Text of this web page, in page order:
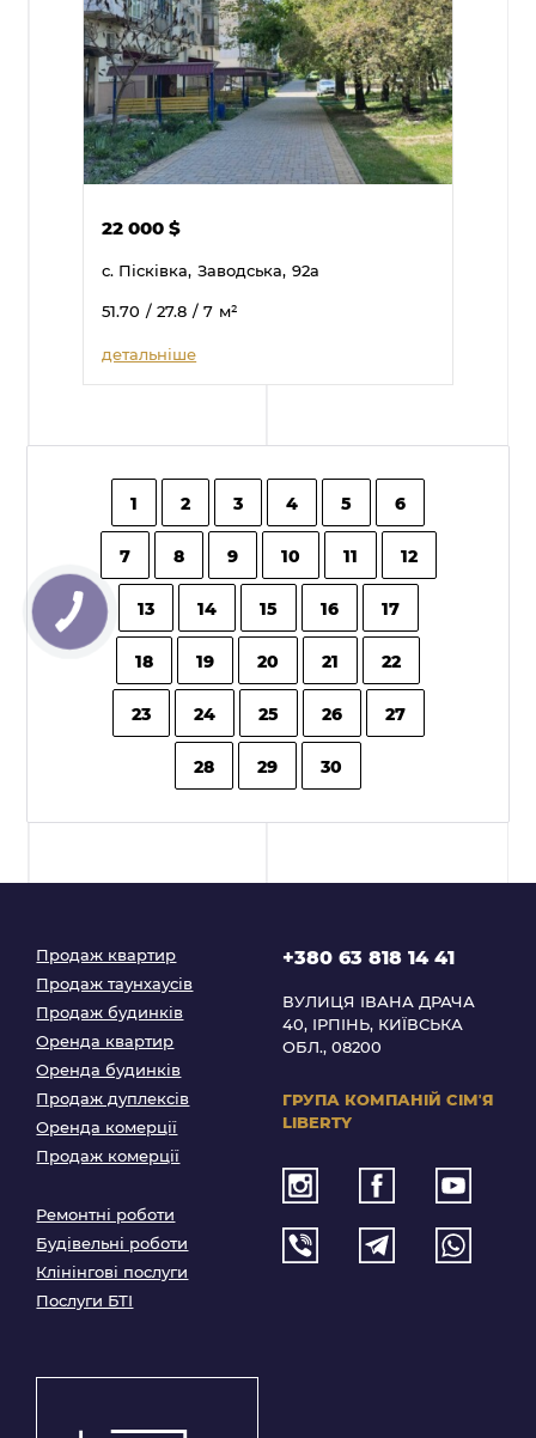
22 000$
с. Пісківка, Заводська, 92а
51.70 / 27.8 / 7 м²
детальніше
1 2 3 4 5 6
7 8 9 10 11 12
13 14 15 16 17
18 19 20 21 22
23 24 25 26 27
28 29 30
Продаж квартир
Продаж таунхаусів
Продаж будинків
Оренда квартир
Оренда будинків
Продаж дуплексів
Оренда комерції
Продаж комерції
Ремонтні роботи
Будівельні роботи
Клінінгові послуги
Послуги БТІ
+380 63 818 14 41
ВУЛИЦЯ ІВАНА ДРАЧА
40, ІРПІНЬ, КИЇВСЬКА
ОБЛ., 08200
ГРУПА КОМПАНІЙ СІМʼЯ
LIBERTY